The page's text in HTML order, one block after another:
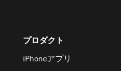
プロダクト
iPhoneアプリ